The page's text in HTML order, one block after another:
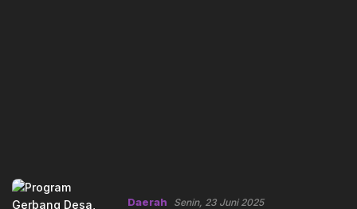
Daerah Senin, 23 Juni 2025